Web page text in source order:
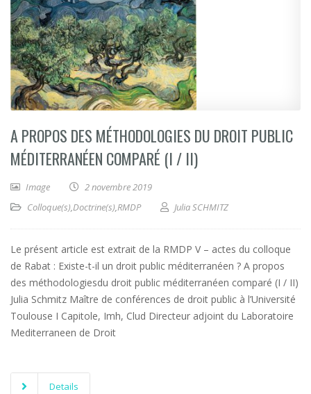
A PROPOS DES MÉTHODOLOGIES DU DROIT PUBLIC
MÉDITERRANÉEN COMPARÉ (I / II)
Image
2 novembre 2019
Colloque(s),Doctrine(s),RMDP Julia SCHMITZ
Le présent article est extrait de la RMDP V – actes du colloque
de Rabat : Existe-t-il un droit public méditerranéen ? A propos
des méthodologiesdu droit public méditerranéen comparé (I / II)
Julia Schmitz Maître de conférences de droit public à l’Université
Toulouse I Capitole, Imh, Clud Directeur adjoint du Laboratoire
Mediterraneen de Droit
Details